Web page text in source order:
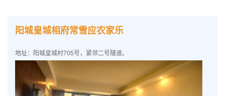
阳城皇城相府常雪应农家乐
地址：阳城皇城村705号，紧邻二号隧道。